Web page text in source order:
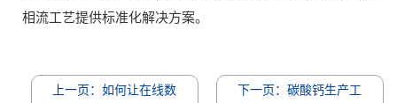
相流工艺提供标准化解决方案。
上一页：如何让在线数
下一页：碳酸钙生产工